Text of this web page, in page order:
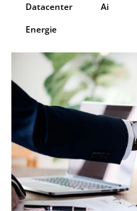
Datacenter Ai
Energie